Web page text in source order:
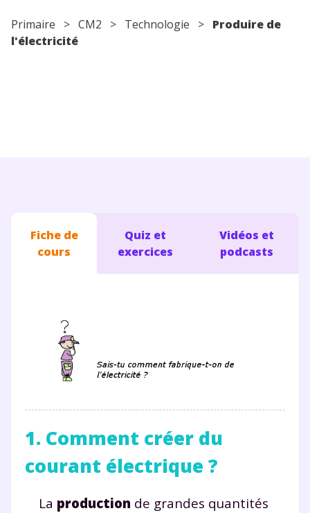
Primaire > CM2 > Technologie > Produire de
l'électricité
Fiche de
cours
Quiz et
exercices
Vidéos et
podcasts
1. Comment créer du
courant électrique ?
La production de grandes quantités